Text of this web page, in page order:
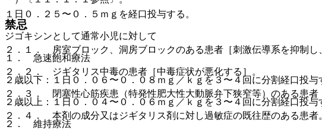
禁忌
２．１． 房室ブロック、洞房ブロックのある患者［刺激伝導系を抑制し
２．２． ジギタリス中毒の患者［中毒症状が悪化する］。
２．３． 閉塞性心筋疾患（特発性肥大性大動脈弁下狭窄等）のある患
２．４． 本剤の成分又はジギタリス剤に対し過敏症の既往歴のある患者
１日０．２５〜０．５ｍｇを経口投与する。
ジゴキシンとして通常小児に対して
１． 急速飽和療法
２歳以下：１日０．０６〜０．０８ｍｇ／ｋｇを３〜４回に分割経口投与
２歳以上：１日０．０４〜０．０６ｍｇ／ｋｇを３〜４回に分割経口投与
２． 維持療法